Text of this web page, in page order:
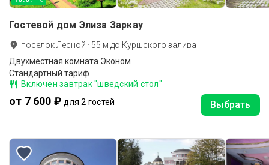
Гостевой дом Элиза Заркау
поселок Лесной · 55 м до Куршского залива
Двухместная комната Эконом
Стандартный тариф
Включен завтрак "шведский стол"
от 7 600 ₽ для 2 гостей Выбрать